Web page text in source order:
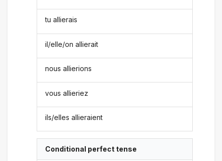
tu allierais
il/elle/on allierait
nous allierions
vous allieriez
ils/elles allieraient
Conditional perfect tense